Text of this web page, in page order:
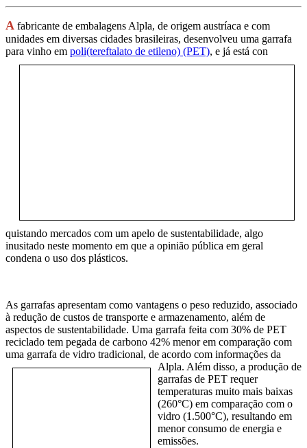
A fabricante de embalagens Alpla, de origem austríaca e com
unidades em diversas cidades brasileiras, desenvolveu uma garrafa
para vinho em poli(tereftalato de etileno) (PET), e já está con
quistando mercados com um apelo de sustentabilidade, algo
inusitado neste momento em que a opinião pública em geral
condena o uso dos plásticos.
As garrafas apresentam como vantagens o peso reduzido, associado
à redução de custos de transporte e armazenamento, além de
aspectos de sustentabilidade. Uma garrafa feita com 30% de PET
reciclado tem pegada de carbono 42% menor em comparação com
uma garrafa de vidro tradicional, de acordo com informações da
Alpla. Além disso, a produção de
garrafas de PET requer
temperaturas muito mais baixas
(260°C) em comparação com o
vidro (1.500°C), resultando em
menor consumo de energia e
emissões.